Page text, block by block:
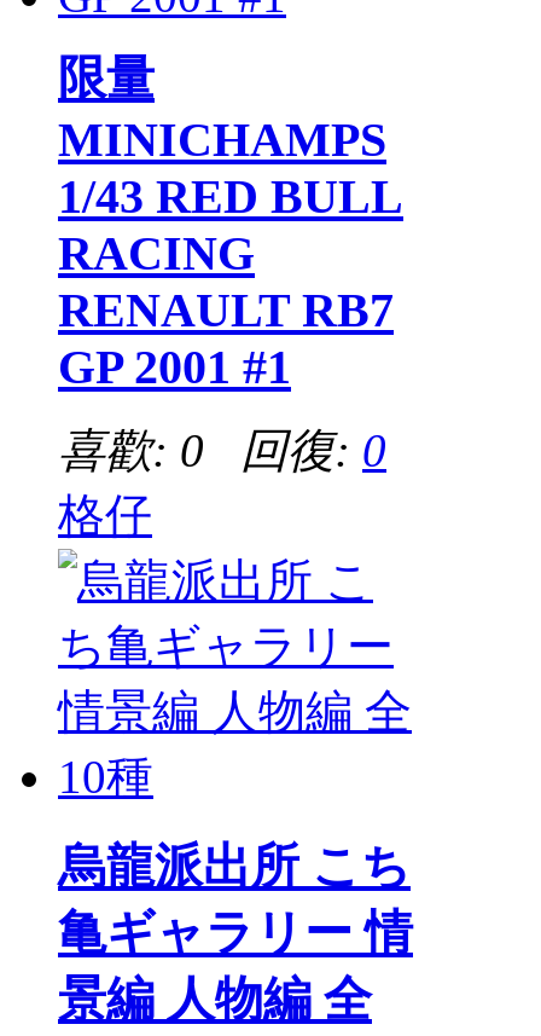
限量
MINICHAMPS
1/43 RED BULL
RACING
RENAULT RB7
GP 2001 #1
喜歡: 0 回復: 0
格仔
烏龍派出所 こち
亀ギャラリー 情
景編 人物編 全